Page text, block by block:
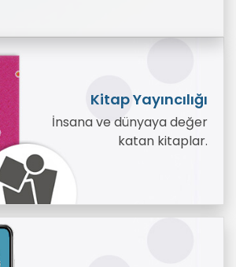
Kitap Yayıncılığı
İnsana ve dünyaya değer
katan kitaplar.